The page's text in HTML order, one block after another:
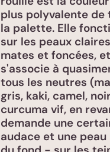
plus polyvalente de
la palette. Elle
sur les peaux
mates et foncées, et
s'associe à
tous les neutres
gris, kaki, camel,
curcuma vif, en
demande une
audace et une peau